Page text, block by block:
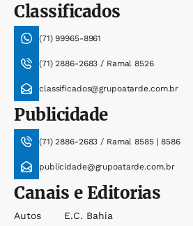
Classificados
(71) 99965-8961
(71) 2886-2683 / Ramal 8526
classificados@grupoatarde.com.br
Publicidade
(71) 2886-2683 / Ramal 8585 | 8586
publicidade@grupoatarde.com.br
Canais e Editorias
Autos
E.c. Bahia